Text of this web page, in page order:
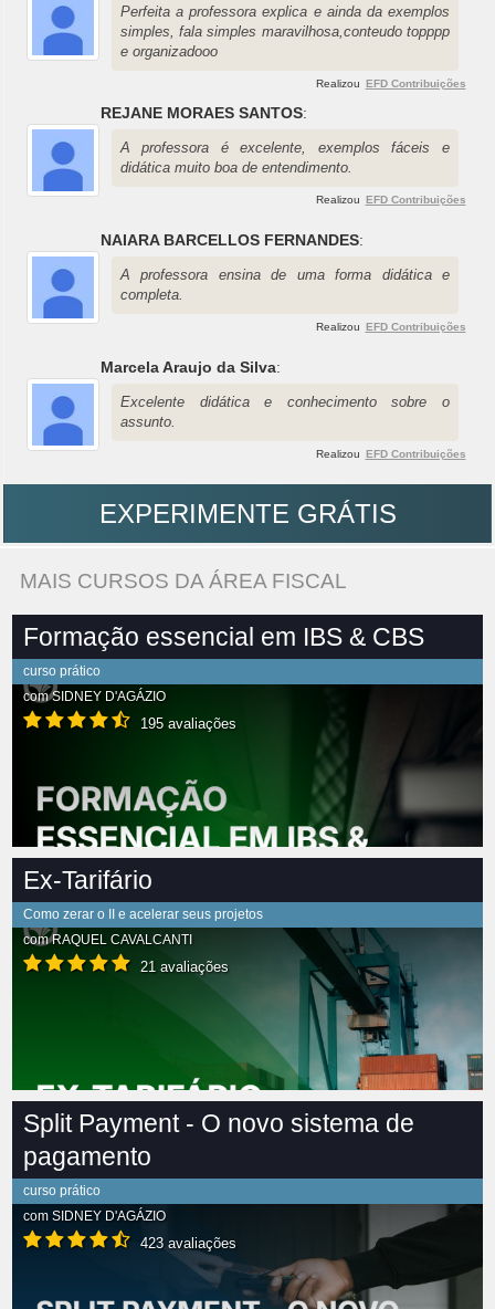
Perfeita a professora explica e ainda da exemplos
simples, fala simples maravilhosa,conteudo topppp
e organizadooo
Realizou EFD Contribuições
REJANE MORAES SANTOS:
A professora é excelente, exemplos fáceis e
didática muito boa de entendimento.
Realizou EFD Contribuições
NAIARA BARCELLOS FERNANDES:
A professora ensina de uma forma didática e
completa.
Realizou EFD Contribuições
Marcela Araujo da Silva:
Excelente didática e conhecimento sobre o
assunto.
Realizou EFD Contribuições
EXPERIMENTE GRÁTIS
MAIS CURSOS DA ÁREA FISCAL
Formação essencial em IBS & CBS
curso prático
comSIDNEY D'AGÁZIO
195 avaliações
Ex-Tarifário
Como zerar o II e acelerar seus projetos
comRAQUEL CAVALCANTI
21 avaliações
Split Payment - O novo sistema de
pagamento
curso prático
com SIDNEY D'AGÁZIO
423 avaliações